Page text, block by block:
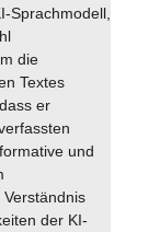
Sprachmodell,
die
Textes
er
und
der KI-